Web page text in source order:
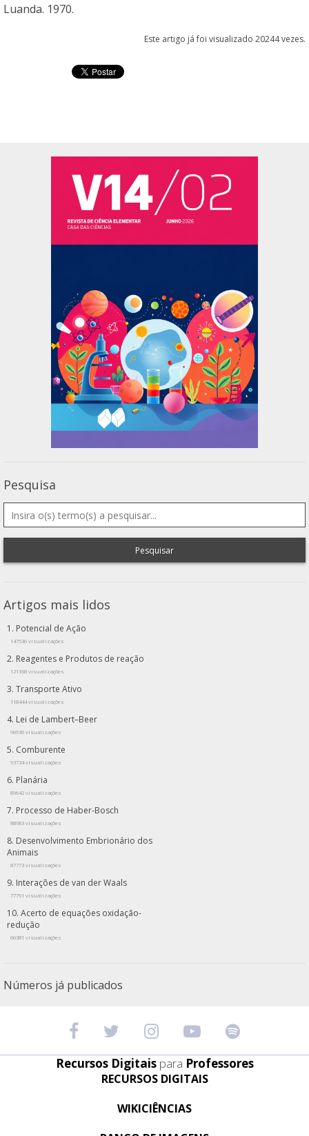
Luanda. 1970.
Este artigo já foi visualizado 20244 vezes.
Pesquisa
Pesquisar
Artigos mais lidos
Potencial de Ação
147536 visualizações
Reagentes e Produtos de reação
121168 visualizações
Transporte Ativo
118444 visualizações
Lei de Lambert–Beer
96936 visualizações
Comburente
93734 visualizações
Planária
89642 visualizações
Processo de Haber-Bosch
88983 visualizações
Desenvolvimento Embrionário dos
Animais
87773 visualizações
Interações de van der Waals
77791 visualizações
Acerto de equações oxidação-
redução
66381 visualizações
Números já publicados
Recursos Digitais para Professores
RECURSOS DIGITAIS
WIKICIÊNCIAS